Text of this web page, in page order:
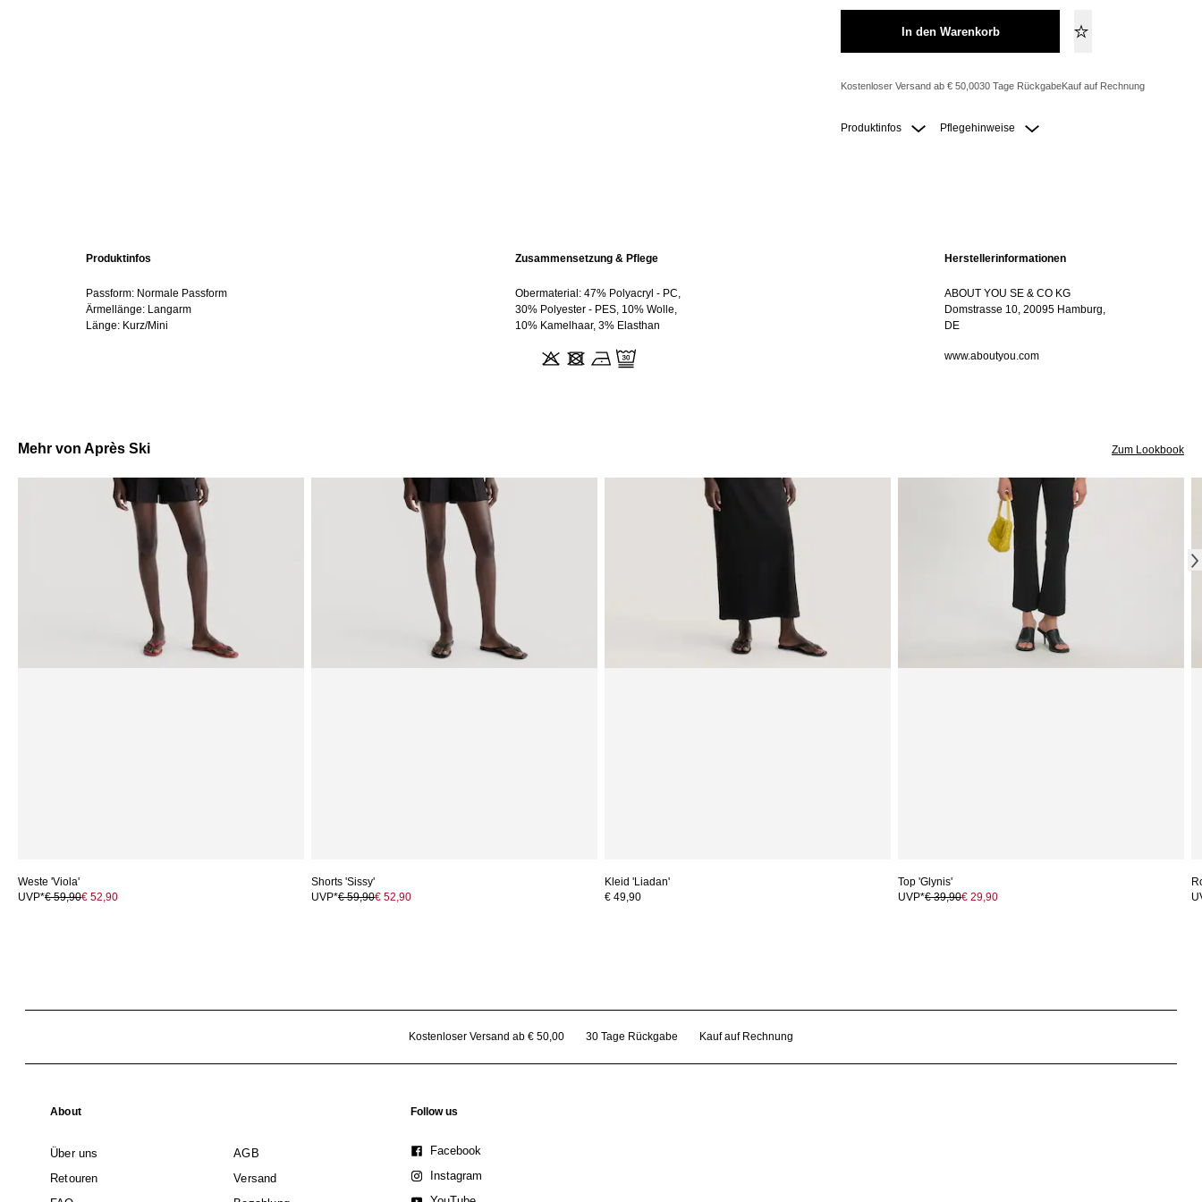
In den Warenkorb
Kostenloser Versand ab € 50,0030 Tage RückgabeKauf auf Rechnung
Produktinfos Pflegehinweise
Produktinfos
Passform: Normale Passform
Ärmellänge: Langarm
Länge: Kurz/Mini
Zusammensetzung & Pflege
Obermaterial: 47% Polyacryl - PC,
30% Polyester - PES, 10% Wolle,
10% Kamelhaar, 3% Elasthan
Herstellerinformationen
ABOUT YOU SE & CO KG
Domstrasse 10, 20095 Hamburg,
DE
www.aboutyou.com
Mehr von Après Ski Zum Lookbook
Weste 'Viola'
UVP*€ 59,90€ 52,90
Shorts 'Sissy'
UVP*€ 59,90€ 52,90
Kleid 'Liadan'
€ 49,90
Top 'Glynis'
UVP*€ 39,90€ 29,90
Kostenloser Versand ab € 50,00 30 Tage Rückgabe Kauf auf Rechnung
About
Über uns
AGB
Retouren
Versand
Follow us
Facebook
Instagram